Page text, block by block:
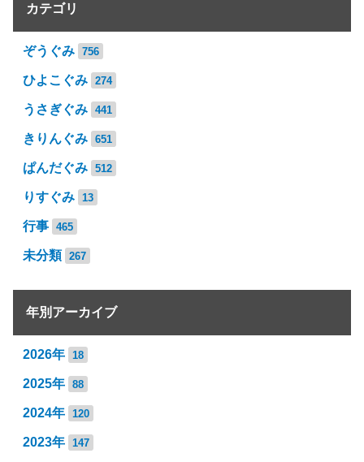
カテゴリ
ぞうぐみ 756
ひよこぐみ 274
うさぎぐみ 441
きりんぐみ 651
ぱんだぐみ 512
りすぐみ 13
行事 465
未分類 267
年別アーカイブ
2026年 18
2025年 88
2024年 120
2023年 147